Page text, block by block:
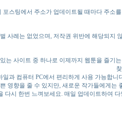
포스팅에서 주소가 업데이트될 때마다 주소
사례는 없었으며, 저작권 위반에 해당되지
는 사이트 중 하나로 이제까지 웹툰을 즐
과 컴퓨터 PC에서 편리하게 사용 가능합
영향을 줄 수 있지만, 새로운 작가들에게
다시 한번 느껴보세요. 매일 업데이트하여